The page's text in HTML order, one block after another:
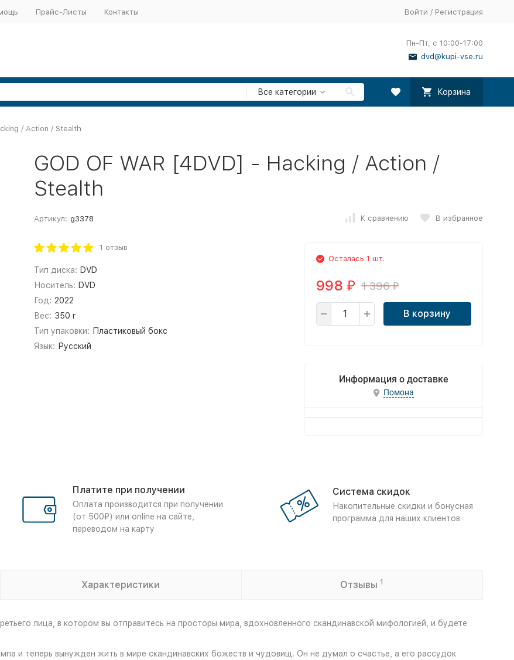
Прайс-Листы Контакты Войти / Регистрация
Пн-Пт, с 10:00-17:00
dvd@kupi-vse.ru
Все категории Корзина
/ Action / Stealth
GOD OF WAR [4DVD] - Hacking / Action /
Stealth
Артикул: g3378 К сравнению В избранное
1 отзыв
Тип диска: DVD
Носитель: DVD
Год: 2022
Вес: 350 г
Тип упаковки: Пластиковый бокс
Язык: Русский
Осталась 1 шт.
998 ₽ 1 396₽
В корзину
Информация о доставке
Помона
Платите при получении
Оплата производится при получении
(от 500₽) или online на сайте,
переводом на карту
Система скидок
Накопительные скидки и бонусная
программа для наших клиентов
Характеристики Отзывы 1
лица, в котором вы отправитесь на просторы мира, вдохновленного скандинавской мифологией, и будете
и теперь вынужден жить в мире скандинавских божеств и чудовищ. Он не думал о счастье, а его рассудок